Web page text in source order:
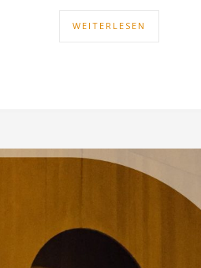
WEITERLESEN